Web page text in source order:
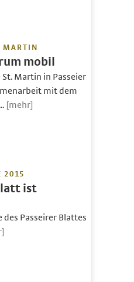
mobil
Martin in Passeier
mit dem
[mehr]
2015
ist
des Passeirer Blattes